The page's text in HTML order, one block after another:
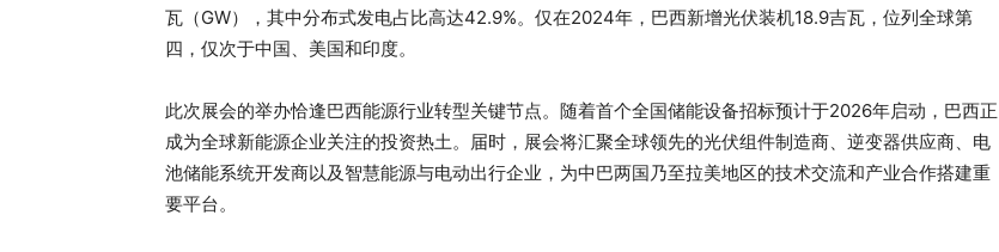
瓦（GW），其中分布式发电占比高达42.9%。仅在2024年，巴西新增光伏装机18.9吉瓦，位列全球第
四，仅次于中国、美国和印度。
此次展会的举办恰逢巴西能源行业转型关键节点。随着首个全国储能设备招标预计于2026年启动，巴西正
成为全球新能源企业关注的投资热土。届时，展会将汇聚全球领先的光伏组件制造商、逆变器供应商、电
池储能系统开发商以及智慧能源与电动出行企业，为中巴两国乃至拉美地区的技术交流和产业合作搭建重
要平台。